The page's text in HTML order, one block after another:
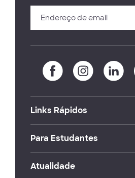
Links Rápidos
Para Estudantes
Atualidade